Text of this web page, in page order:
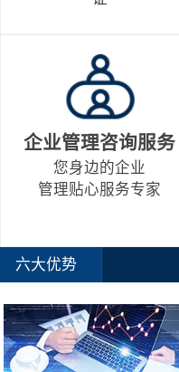
企业管理咨询服务
您身边的企业
管理贴心服务专家
六大优势